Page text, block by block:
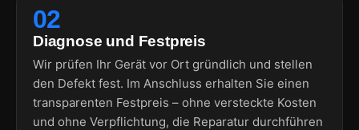
02
Diagnose und Festpreis
Wir prüfen Ihr Gerät vor Ort gründlich und stellen
den Defekt fest. Im Anschluss erhalten Sie einen
transparenten Festpreis – ohne versteckte Kosten
und ohne Verpflichtung, die Reparatur durchführen